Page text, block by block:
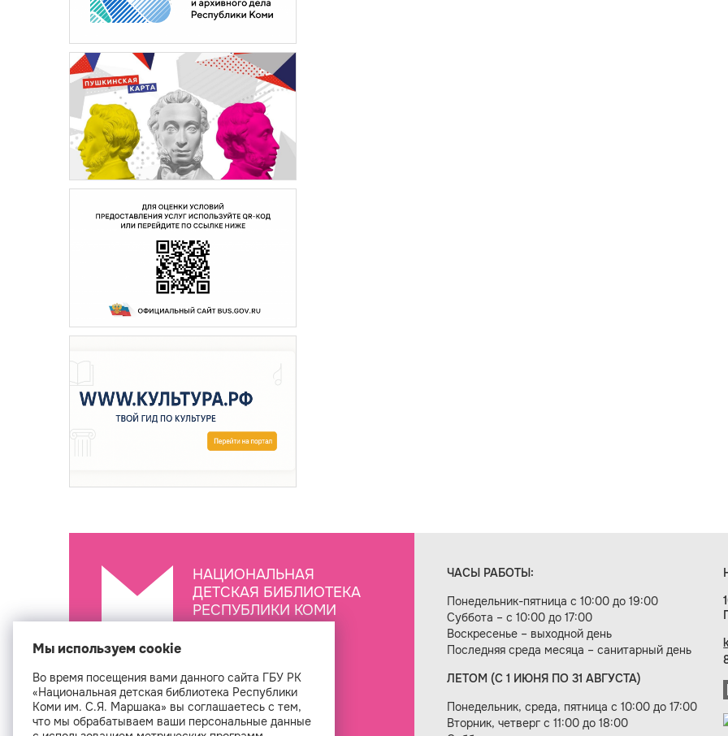
НАЦИОНАЛЬНАЯ
ДЕТСКАЯ БИБЛИОТЕКА
РЕСПУБЛИКИ КОМИ
ЧАСЫ РАБОТЫ:
Понедельник-пятница с 10:00 до 19:00
Суббота – с 10:00 до 17:00
Воскресенье – выходной день
Последняя среда месяца – санитарный день
ЛЕТОМ (С 1 ИЮНЯ ПО 31 АВГУСТА)
Понедельник, среда, пятница с 10:00 до 17:00
Вторник, четверг с 11:00 до 18:00
Создание сайта — веб-студия «Цифровой век»
Мы используем cookie
Во время посещения вами данного сайта ГБУ РК
«Национальная детская библиотека Республики
Коми им. С.Я. Маршака» вы соглашаетесь с тем,
что мы обрабатываем ваши персональные данные